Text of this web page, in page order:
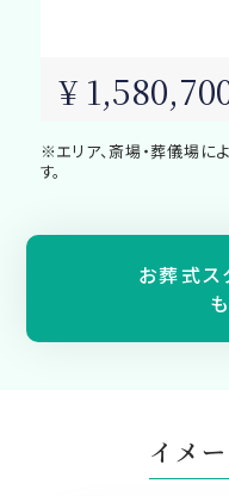
¥
※エリア、斎場・葬儀場に
す。
お葬式ス
イメ